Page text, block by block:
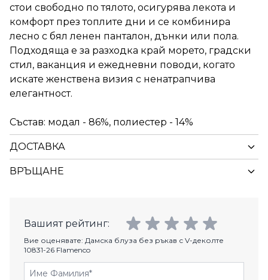
стои свободно по тялото, осигурява лекота и
комфорт през топлите дни и се комбинира
лесно с бял ленен панталон, дънки или пола.
Подходяща е за разходка край морето, градски
стил, ваканция и ежедневни поводи, когато
искате женствена визия с ненатрапчива
елегантност.
Състав: модал - 86%, полиестер - 14%
ДОСТАВКА
ВРЪЩАНЕ
Вашият рейтинг:
Вие оценявате: Дамска блуза без ръкав с V-деколте
10831-26 Flamenco
Име Фамилия